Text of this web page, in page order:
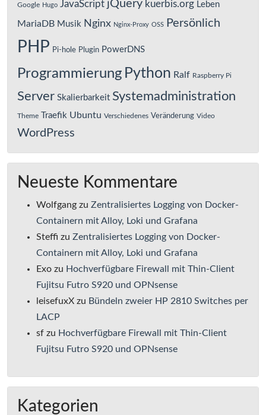
Google Hugo JavaScript jQuery kuerbis.org Leben
MariaDB Musik Nginx Nginx-Proxy OSS Persönlich
PHP Pi-hole Plugin PowerDNS
Programmierung Python Ralf Raspberry Pi
Server Skalierbarkeit Systemadministration
Theme Traefik Ubuntu Verschiedenes Veränderung Video
WordPress
Neueste Kommentare
Wolfgang zu Zentralisiertes Logging von Docker-
Containern mit Alloy, Loki und Grafana
Steffi zu Zentralisiertes Logging von Docker-
Containern mit Alloy, Loki und Grafana
Exo zu Hochverfügbare Firewall mit Thin-Client
Fujitsu Futro S920 und OPNsense
leisefuxX zu Bündeln zweier HP 2810 Switches per
LACP
sf zu Hochverfügbare Firewall mit Thin-Client
Fujitsu Futro S920 und OPNsense
Kategorien